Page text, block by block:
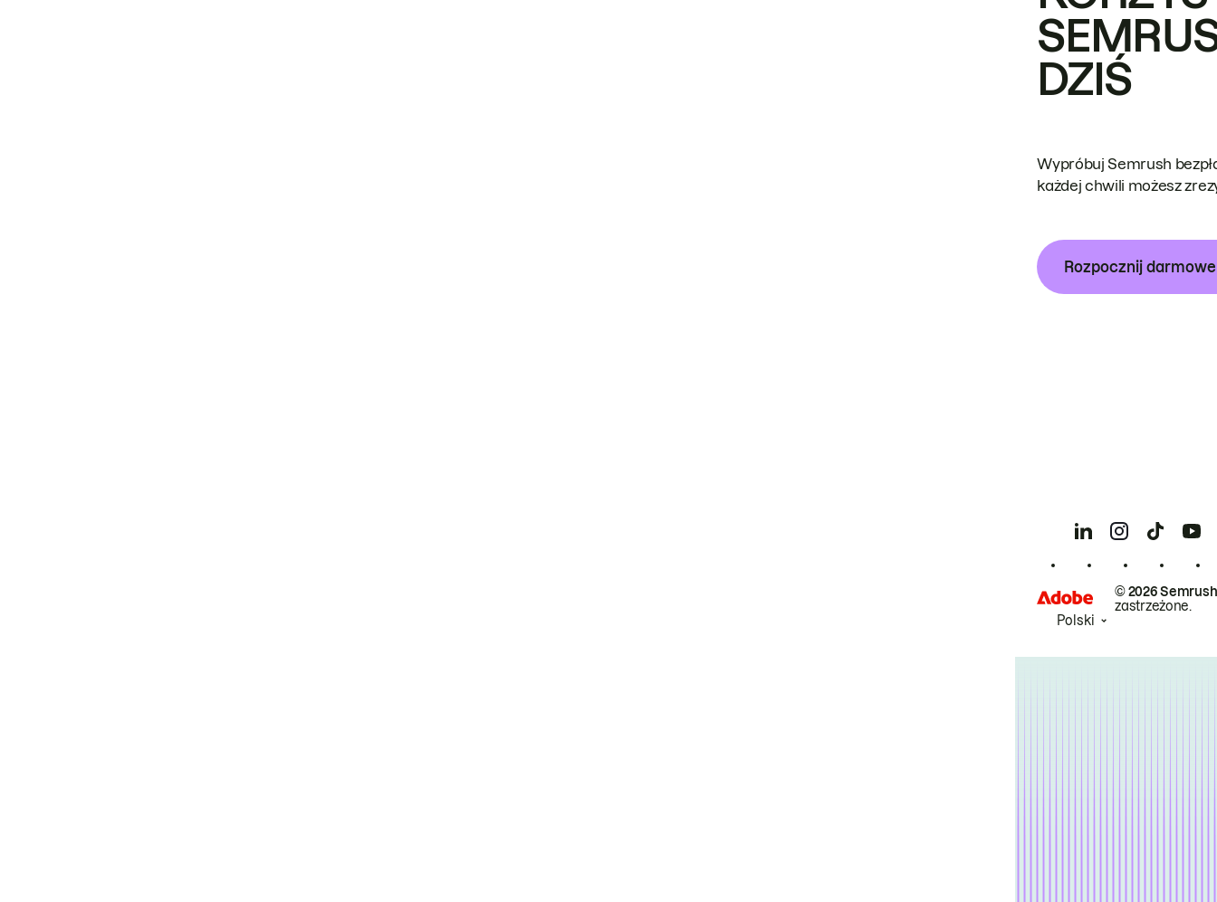
DZIŚ
Wypróbuj Semrush
każdej chwili możesz
Rozpocznij
© 2026
zastrzeżone.
Polski